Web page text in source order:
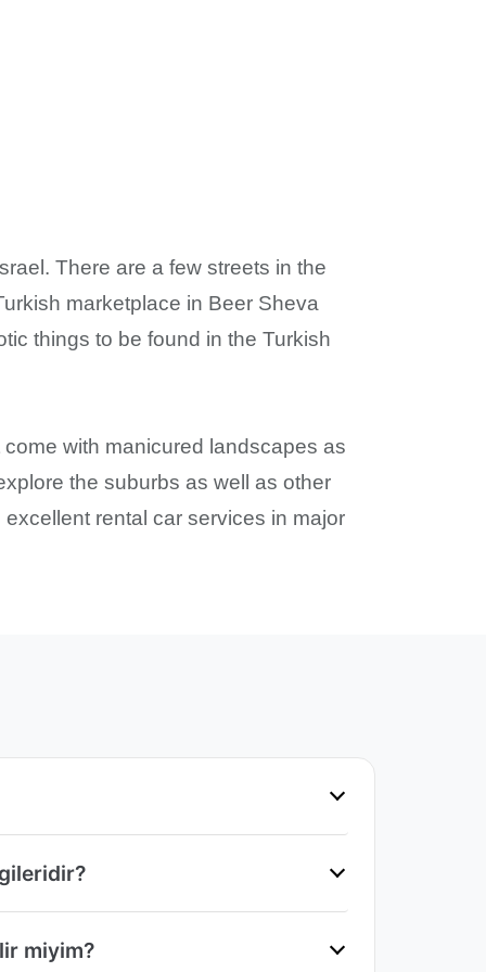
There are a few streets in the
marketplace in Beer Sheva
things to be found in the Turkish
with manicured landscapes as
the suburbs as well as other
rental car services in major
miyim?